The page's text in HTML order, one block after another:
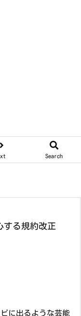
Search
する規約改正
に出るような芸能